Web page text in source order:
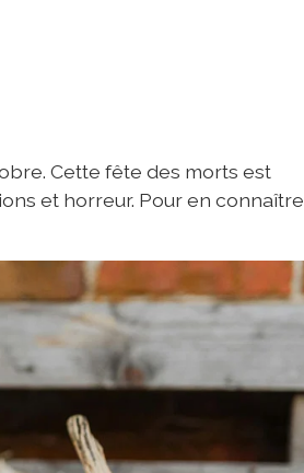
Cette fête des morts est
et horreur. Pour en connaître